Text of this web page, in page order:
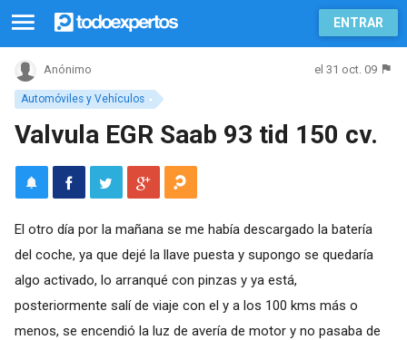
ENTRAR
Automóviles y Vehículos
Anónimo el 31 oct. 09
Valvula EGR Saab 93 tid 150 cv.
El otro día por la mañana se me había descargado la batería
del coche, ya que dejé la llave puesta y supongo se quedaría
algo activado, lo arranqué con pinzas y ya está,
posteriormente salí de viaje con el y a los 100 kms más o
menos, se encendió la luz de avería de motor y no pasaba de